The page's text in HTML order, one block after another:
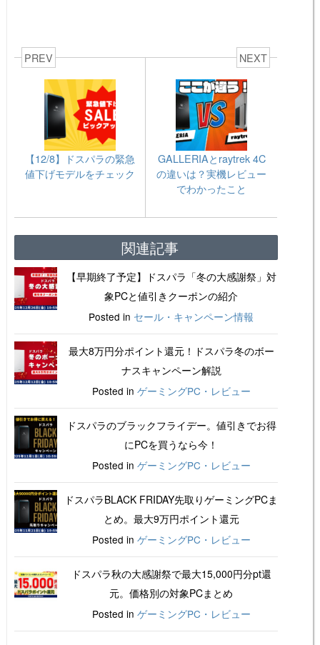
PREV
【12/8】ドスパラの緊急
値下げモデルをチェック
NEXT
GALLERIAとraytrek 4C
の違いは？実機レビュー
でわかったこと
関連記事
【早期終了予定】ドスパラ「冬の大感謝祭」対
象PCと値引きクーポンの紹介
Posted in セール・キャンペーン情報
最大8万円分ポイント還元！ドスパラ冬のボー
ナスキャンペーン解説
Posted in ゲーミングPC・レビュー
ドスパラのブラックフライデー。値引きでお得
にPCを買うなら今！
Posted in ゲーミングPC・レビュー
ドスパラBLACK FRIDAY先取りゲーミングPCま
とめ。最大9万円ポイント還元
Posted in ゲーミングPC・レビュー
ドスパラ秋の大感謝祭で最大15,000円分pt還
元。価格別の対象PCまとめ
Posted in ゲーミングPC・レビュー